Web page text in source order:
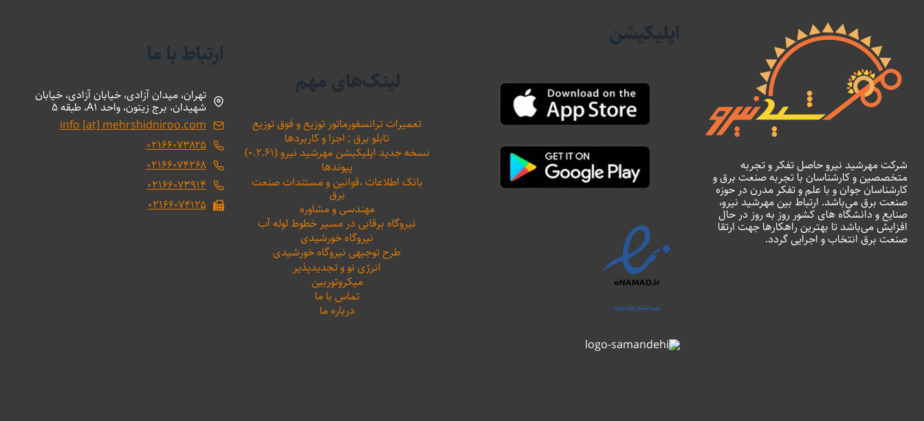
شرکت مهرشید نیرو حاصل تفکر و تجربه
متخصصین و کارشناسان با تجربه صنعت برق و
کارشناسان جوان و با علم و تفکر مدرن در حوزه
صنعت برق می‌باشد. ارتباط بین مهرشید نیرو،
صنایع و دانشگاه های کشور روز به روز در حال
افزایش می‌باشد تا بهترین راهکارها جهت ارتقا
صنعت برق انتخاب و اجرایی گردد.
اپلیکیشن
لینک‌های مهم
تعمیرات ترانسفورماتور توزیع و فوق توزیع
تابلو برق ; اجزا و کاربردها
نسخه جدید اپلیکیشن مهرشید نیرو (۰.۲.۶۱)
پیوندها
بانک اطلاعات ،‌قوانین و مستندات صنعت
برق
مهندسی و مشاوره
نیروگاه برقابی در مسیر خطوط لوله آب
نیروگاه خورشیدی
طرح توجیهی نیروگاه خورشیدی
انرژی نو و تجدیدپذیر
میکروتوربین
تماس با ما
درباره ما
ارتباط با ما
تهران، میدان آزادی، خیابان آزادی، خیابان
شهیدان، برج زیتون، واحد A1، طبقه 5
info [at] mehrshidniroo.com
۰۲۱۶۶۰۷۳۸۲۵
۰۲۱۶۶۰۷۴۲۶۸
۰۲۱۶۶۰۷۳۹۱۴
۰۲۱۶۶۰۷۴۱۲۵